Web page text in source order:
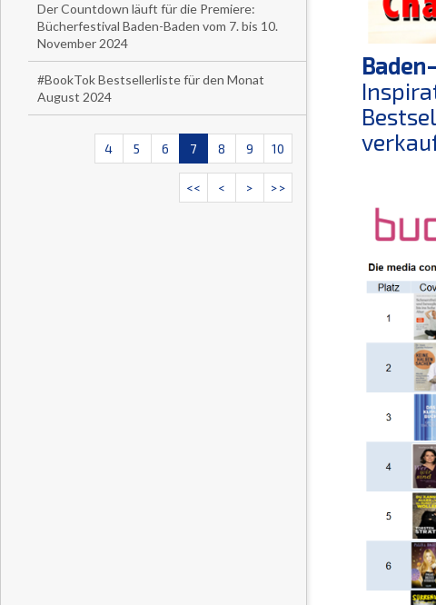
Der Countdown läuft für die Premiere:
Bücherfestival Baden-Baden vom 7. bis 10.
November 2024
#BookTok Bestsellerliste für den Monat
August 2024
4 5 6 7 8 9 10
<< < > >>